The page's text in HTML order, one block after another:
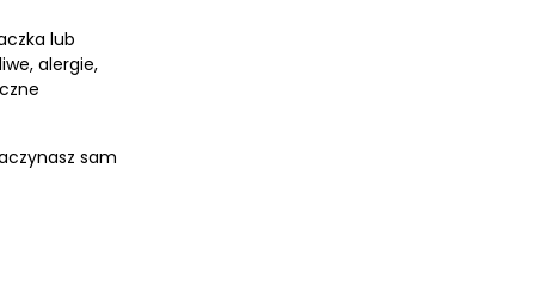
lub
alergie,
sam